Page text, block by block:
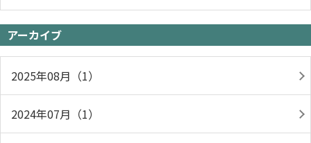
アーカイブ
2025年08月（1）
2024年07月（1）